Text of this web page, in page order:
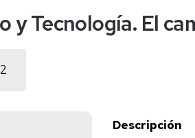
externas
y
europeos
aplicables
colaboración
UNIZAR
y Tecnología. El
Descripción